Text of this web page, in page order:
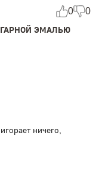
0 0
ЭМАЛЬЮ
ничего,